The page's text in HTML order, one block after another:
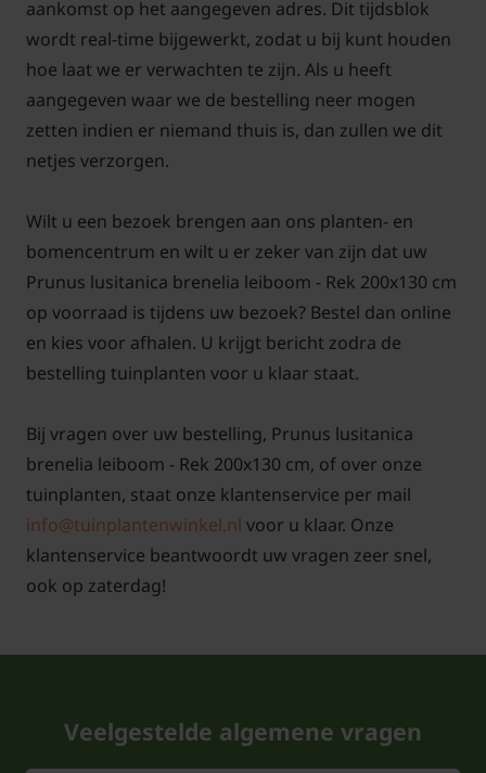
de vorm van een organische mestkorrel. Dit kunt u
doen met een koemest of bijvoorbeeld Culterra.
planten. Dit kan omdat we al onze bomen in pot
leveren. Aanplanten in de herfst, winter, lente én
zomer is dus altijd mogelijk, met
aangroeigarantie!
Een keuzehulp voor het kopen van leibomen op
Voor snoei- en onderhoudstips voor de Lei-
Portugese laurierklik hier!
aankomst op het aangegeven adres. Dit tijdsblok
wordt real-time bijgewerkt, zodat u bij kunt houden
hoe laat we er verwachten te zijn. Als u heeft
aangegeven waar we de bestelling neer mogen
zetten indien er niemand thuis is, dan zullen we dit
netjes verzorgen.
Wilt u een bezoek brengen aan ons planten- en
bomencentrum en wilt u er zeker van zijn dat uw
Prunus lusitanica brenelia leiboom - Rek 200x130 cm
op voorraad is tijdens uw bezoek? Bestel dan online
en kies voor afhalen. U krijgt bericht zodra de
bestelling tuinplanten voor u klaar staat.
Bij vragen over uw bestelling, Prunus lusitanica
brenelia leiboom - Rek 200x130 cm, of over onze
tuinplanten, staat onze klantenservice per mail
info@tuinplantenwinkel.nl voor u klaar. Onze
klantenservice beantwoordt uw vragen zeer snel,
ook op zaterdag!
Veelgestelde algemene vragen